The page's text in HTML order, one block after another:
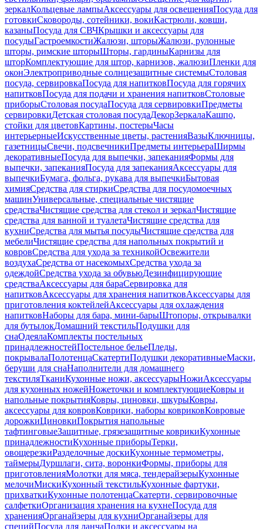
зеркалКольцевые лампыАксессуары для освещенияПосуда для
готовкиСковороды, сотейники, вокиКастрюли, ковши,
казаныПосуда для СВЧКрышки и аксессуары для
посудыГастроемкостиЖалюзи, шторыЖалюзи, рулонные
шторы, римские шторыШторы, гардиныКарнизы для
шторКомплектующие для штор, карнизов, жалюзиПленки для
оконЭлектроприводные солнцезащитные системыСтоловая
посуда, сервировкаПосуда для напитковПосуда для горячих
напитковПосуда для подачи и хранения напитковСтоловые
приборыСтоловая посудаПосуда для сервировкиПредметы
сервировкиДетская столовая посудаДекорЗеркалаКашпо,
стойки для цветовКартины, постерыЧасы
интерьерныеИскусственные цветы, растенияВазыКлючницы,
газетницыСвечи, подсвечникиПредметы интерьераШирмы
декоративныеПосуда для выпечки, запеканияФормы для
выпечки, запеканияПосуда для запеканияАксессуары для
выпечкиБумага, фольга, рукава для выпечкиБытовая
химияСредства для стиркиСредства для посудомоечных
машинУниверсальные, специальные чистящие
средстваЧистящие средства для стекол и зеркалЧистящие
средства для ванной и туалетаЧистящие средства для
кухниСредства для мытья посудыЧистящие средства для
мебелиЧистящие средства для напольных покрытий и
ковровСредства для ухода за техникойОсвежители
воздухаСредства от насекомыхСредства ухода за
одеждойСредства ухода за обувьюДезинфицирующие
средстваАксессуары для бараСервировка для
напитковАксессуары для хранения напитковАксессуары для
приготовления коктейлейАксессуары для охлаждения
напитковНаборы для бара, мини-барыШтопоры, открывалки
для бутылокДомашний текстильПодушки для
снаОдеялаКомплекты постельных
принадлежностейПостельное бельеПледы,
покрывалаПолотенцаСкатертиПодушки декоративныеМаски,
беруши для снаНаполнители для домашнего
текстиляТканиКухонные ножи, аксессуарыНожиАксессуары
для кухонных ножейНожеточки и комплектующиеКовры и
напольные покрытияКовры, циновки, шкурыКовры,
аксессуары для ковровКоврики, наборы ковриковКовровые
дорожкиЦиновкиПокрытия напольные
тафтинговыеЗащитные, грязезащитные коврикиКухонные
принадлежностиКухонные приборыТерки,
овощерезкиРазделочные доскиКухонные термометры,
таймерыДуршлаги, сита, воронкиФормы, приборы для
приготовленияМолотки для мяса, тендерайзерыКухонные
мелочиМискиКухонный текстильКухонные фартуки,
прихваткиКухонные полотенцаСкатерти, сервировочные
салфеткиОрганизация хранения на кухнеПосуда для
храненияОрганайзеры для кухниОрганайзеры для
специйПосуда для ланчаПолки и аксессуары на